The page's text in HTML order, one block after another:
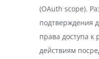
(OAuth scope).
подтверждения
права доступа к
действиям